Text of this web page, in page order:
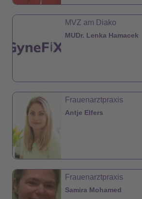
MVZ am Diako
MUDr. Lenka Hamacek
Frauenarztpraxis
Antje Elfers
Frauenarztpraxis
Samira Mohamed